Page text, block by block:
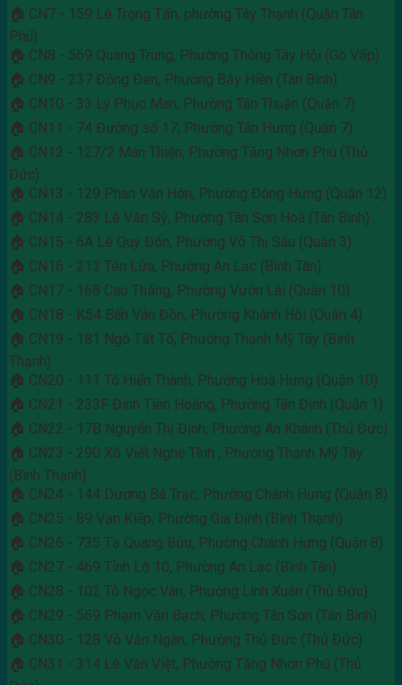
🏠 CN7 - 159 Lê Trọng Tấn, phường Tây Thạnh (Quận Tân
Phú)
🏠 CN8 - 569 Quang Trung, Phường Thông Tây Hội (Gò Vấp)
🏠 CN9 - 237 Đồng Đen, Phường Bảy Hiền (Tân Bình)
🏠 CN10 - 33 Lý Phục Man, Phường Tân Thuận (Quận 7)
🏠 CN11 - 74 Đường số 17, Phường Tân Hưng (Quận 7)
🏠 CN12 - 127/2 Man Thiện, Phường Tăng Nhơn Phú (Thủ
Đức)
🏠 CN13 - 129 Phan Văn Hớn, Phường Đông Hưng (Quận 12)
🏠 CN14 - 283 Lê Văn Sỹ, Phường Tân Sơn Hoà (Tân Bình)
🏠 CN15 - 6A Lê Quý Đôn, Phường Võ Thị Sáu (Quận 3)
🏠 CN16 - 213 Tên Lửa, Phường An Lạc (Bình Tân)
🏠 CN17 - 168 Cao Thắng, Phường Vườn Lài (Quận 10)
🏠 CN18 - K54 Bến Vân Đồn, Phường Khánh Hội (Quận 4)
🏠 CN19 - 181 Ngô Tất Tố, Phường Thạnh Mỹ Tây (Bình
Thạnh)
🏠 CN20 - 111 Tô Hiến Thành, Phường Hoà Hưng (Quận 10)
🏠 CN21 - 233F Đinh Tiên Hoàng, Phường Tân Định (Quận 1)
🏠 CN22 - 17B Nguyễn Thị Định, Phường An Khánh (Thủ Đức)
🏠 CN23 - 290 Xô Viết Nghệ Tĩnh , Phường Thạnh Mỹ Tây
(Bình Thạnh)
🏠 CN24 - 144 Dương Bá Trạc, Phường Chánh Hưng (Quận 8)
🏠 CN25 - 89 Vạn Kiếp, Phường Gia Định (Bình Thạnh)
🏠 CN26 - 735 Tạ Quang Bửu, Phường Chánh Hưng (Quận 8)
🏠 CN27 - 469 Tỉnh Lộ 10, Phường An Lạc (Bình Tân)
🏠 CN28 - 102 Tô Ngọc Vân, Phường Linh Xuân (Thủ Đức)
🏠 CN29 - 569 Phạm Văn Bạch, Phường Tân Sơn (Tân Bình)
🏠 CN30 - 128 Võ Văn Ngân, Phường Thủ Đức (Thủ Đức)
🏠 CN31 - 314 Lê Văn Việt, Phường Tăng Nhơn Phú (Thủ